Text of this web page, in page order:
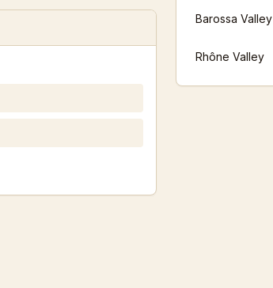
Barossa Valley
Rhône Valley